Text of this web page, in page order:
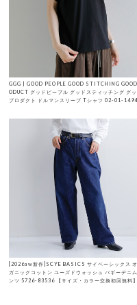
GGG | GOOD PEOPLE GOOD STITCHING
ODUCT グッドピープル グッドスティッチング グッ
プロダクト ドルマンスリーブ Tシャツ 02-01-1494
[2026aw新作]SCYE BASICS サイベーシックス
ガニックコットン ユーズドウォッシュ バギーデニ
ンツ 5726-83536 【サイズ・カラー交換初回無料】